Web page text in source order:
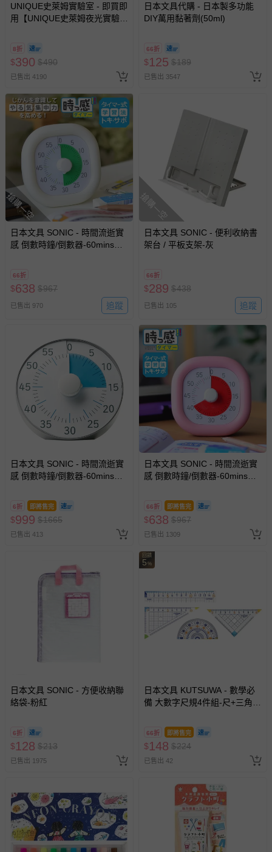
退換貨須知
並非試用期，您所退回的商品必須是未經使用的全新狀態，
包含完整包裝、配件、說明文件及贈品等。
如需退換貨，請於收到商品7天（含例假日內提出），如為
瑕疵退換貨所產生的運費，將由媽咪愛負責處理，若非瑕疵
退貨，您可至『查詢訂單』>『已出貨』中查詢該筆訂單，
並點選『我要退貨』即可進行申請。若有相關退貨問題，請
至媽咪愛 LINE@客服ID: @mamilove
我們將依序為您處理
與服務，謝謝。
針對滿件折/滿額贈…等活動，如因部份退貨，而該訂單保
留商品未達活動門檻，將以原價計算，活動贈品亦需一併退
回。
部分商品依據消費者保護法的規定，不適用七天鑑賞期/猶
易於腐敗、保存期限較短或解約時即將逾期（例如生鮮
商品、食品等）。
客製化商品（例如客製生日書、姓名貼等）。
報紙、期刊或雜誌（惟書籍如經拆封、使用，則酌收整
新費用）。
經消費者拆封之影音商品或電腦軟體（例如 DVD、CD
等）。
非以有形媒介提供之數位內容或一經提供即為完成之線
上服務，經消費者事先同意始提供（例如線上課程、遊
戲或活動點數等）。
已拆封之以下類型商品：
-個人衛生用品（例如尿布、貼身衣物、泳裝、襪子、地
墊、寢具類等）。
-新生兒親膚衣物（嬰幼兒包巾與背巾、包屁衣、學習
-接觸性孕哺產品（奶嘴、奶瓶、擠乳器、哺乳衣、托腹
帶束縛衣、餐搖椅等）。
-其他原廠盒裝商品封口處已貼上「不可拆封」，或具警
國際航空、客運、訂房等服務。
相關的退換貨辦理流程，可詳見：退換貨 & 退款問題
區，可能會無法配送，或須依據商品需加收離島運費。廠商
費用，可能會另需加收。
商品實際的配達日期，可於訂單個人資料內的查詢訂單內，
如您收到商品，請依正常流程檢查是否完好，若商品遇瑕疵
情形，您可申請更換新品或退貨，請見：退貨的辦理流程
若您對於會員帳號、商品訂購與資訊、購物流程、付款方
問，你可詳見：媽咪愛客服中心
預購商品：預購為海外同步代購，遇缺貨即會通知媽咪並協
助取消退款事宜。
商品如因「價格、組合」等錯誤原因，導致無法安排出貨，
UNIQUE史萊姆實驗室 - 即買即
用【UNIQUE史萊姆夜光實驗室
8/30 (電子票券，於展期現場憑
訂單編號兌換，逾期作廢) (大
人小孩均一價(3歲以上需購票))
8折
$390 $490
已售出 4190
日本文具代購 - 日本製多功能
DIY萬用黏著劑(50ml)
66折
$125 $189
已售出 3547
搶購一空
日本文具 SONIC - 時間流逝實
感 倒數時鐘/倒數器-60mins版-
66折
$638 $967
已售出 970 追蹤
搶購一空
日本文具 SONIC - 便利收納書
架台 / 平板支架-灰
66折
$289 $438
已售出 105 追蹤
日本文具 SONIC - 時間流逝實
感 倒數時鐘/倒數器-60mins版-
6折 即將售完
$999 $1665
已售出 413
日本文具 SONIC - 時間流逝實
感 倒數時鐘/倒數器-60mins版-
66折 即將售完
$638 $967
已售出 1309
日本文具 SONIC - 方便收納聯
絡袋-粉紅
6折
$128 $213
已售出 1975
回饋
5 %
日本文具 KUTSUWA - 數學必
備 大數字尺規4件組-尺+三角板
66折 即將售完
$148 $224
已售出 42